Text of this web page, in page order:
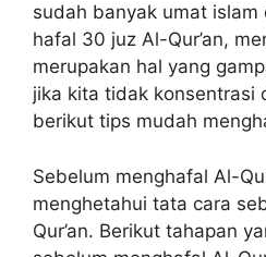
sudah banyak umat
hafal 30 juz Al-Qur’an,
merupakan hal yang
jika kita tidak konsentrasi
berikut tips mudah
Sebelum menghafal Al-
menghetahui tata cara
Qur’an. Berikut tahapan